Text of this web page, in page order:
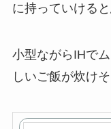
に持っていける
小型ながらIHで
しいご飯が炊け